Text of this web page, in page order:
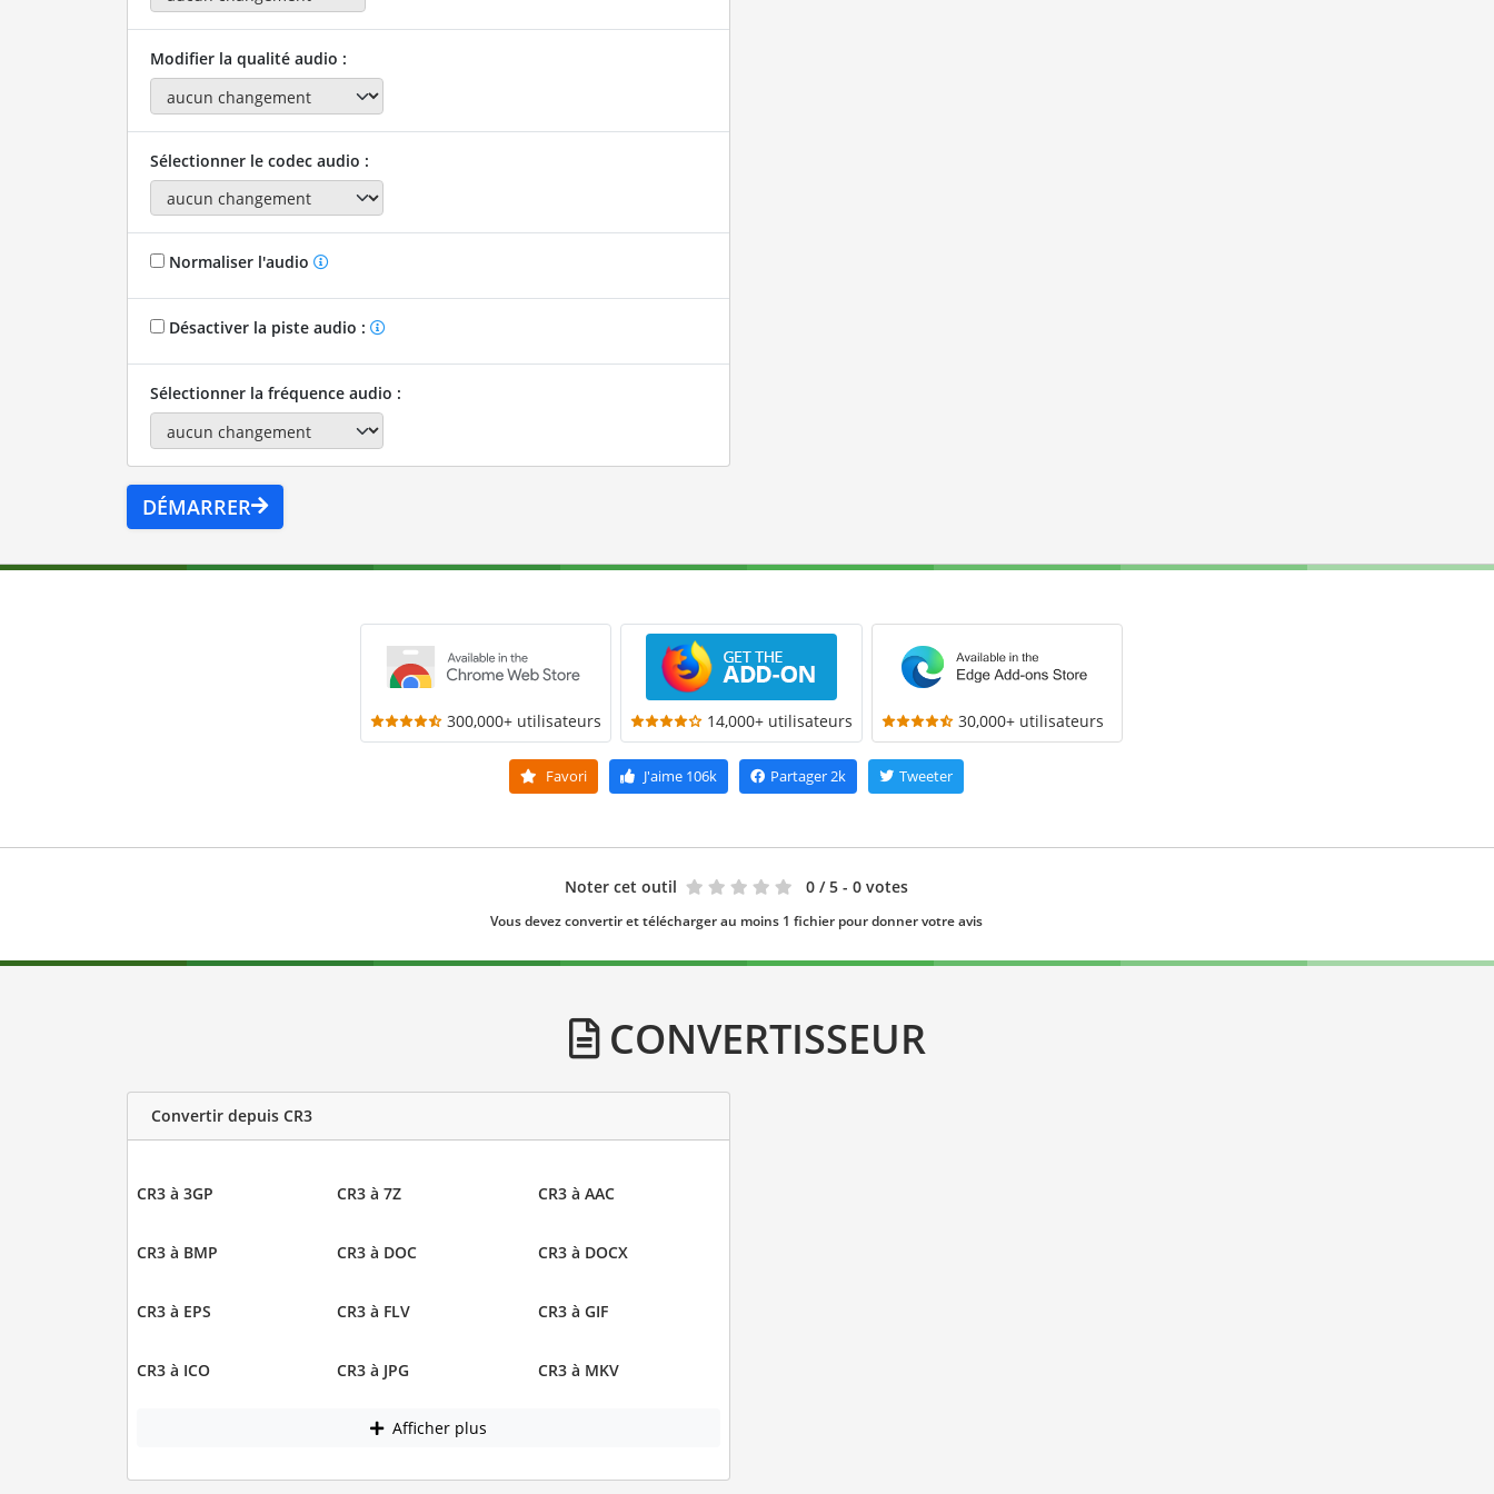
Modifier la qualité audio :
Sélectionner le codec audio :
Normaliser l'audio
Désactiver la piste audio :
Sélectionner la fréquence audio :
DÉMARRER
300,000+ utilisateurs 14,000+ utilisateurs 30,000+ utilisateurs
Favori J'aime106k Partager2k Tweeter
Noter cet outil 0 / 5 - 0 votes
Vous devez convertir et télécharger au moins 1 fichier pour donner votre avis
CONVERTISSEUR
Convertir depuis CR3
CR3 à 3GP CR3 à 7Z CR3 à AAC
CR3 à BMP CR3 à DOC CR3 à DOCX
CR3 à EPS CR3 à FLV CR3 à GIF
CR3 à ICO CR3 à JPG CR3 à MKV
Afficher plus